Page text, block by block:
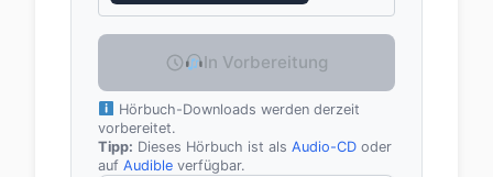
In Vorbereitung
Hörbuch-Downloads werden derzeit
vorbereitet.
Tipp: Dieses Hörbuch ist als Audio-CD oder
auf Audible verfügbar.